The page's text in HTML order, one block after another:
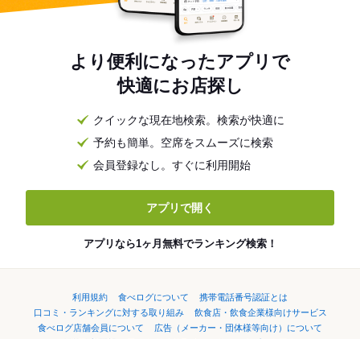
より便利になったアプリで
快適にお店探し
クイックな現在地検索。検索が快適に
予約も簡単。空席をスムーズに検索
会員登録なし。すぐに利用開始
アプリで開く
アプリなら1ヶ月無料でランキング検索！
利用規約 食べログについて
携帯電話番号認証とは
口コミ・ランキングに対する取り組み
飲食店・飲食企業様向けサービス
食べログ店舗会員について
広告（メーカー・団体様等向け）について